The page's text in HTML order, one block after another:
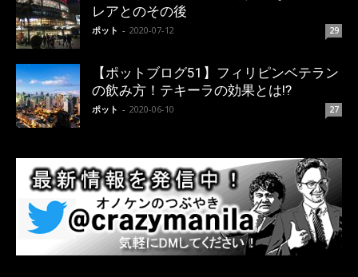
レアとのその後
ポット - 2020-07-12 29
【ポットブログ51】フィリピンベテラン
の飲み方！テキーラの効果とは!?
ポット - 2020-06-10 27